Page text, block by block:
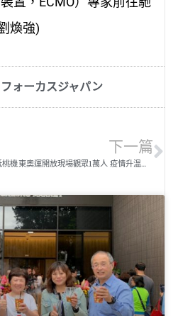
煥強)
フォーカスジャパン
桃機
下一篇